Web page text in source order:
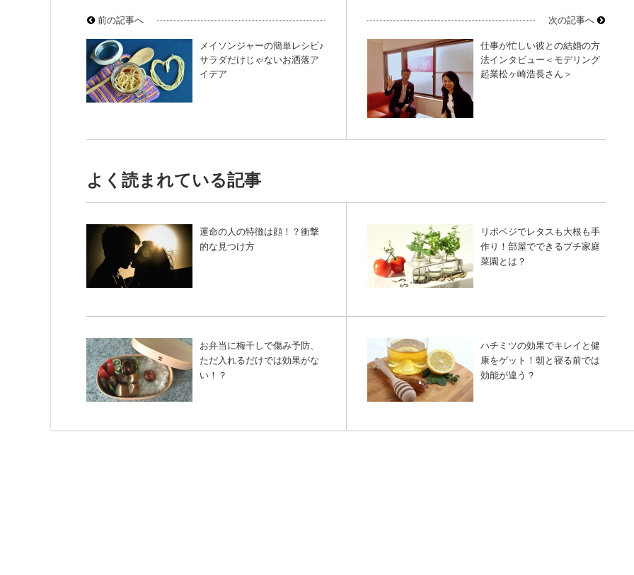
前の記事へ
メイソンジャーの簡単レシピ♪
サラダだけじゃないお洒落ア
イデア
次の記事へ
仕事が忙しい彼との結婚の方
法インタビュー＜モデリング
起業松ヶ崎浩長さん＞
よく読まれている記事
運命の人の特徴は顔！？衝撃
的な見つけ方
リボベジでレタスも大根も手
作り！部屋でできるプチ家庭
菜園とは？
お弁当に梅干しで傷み予防、
ただ入れるだけでは効果がな
い！？
ハチミツの効果でキレイと健
康をゲット！朝と寝る前では
効能が違う？